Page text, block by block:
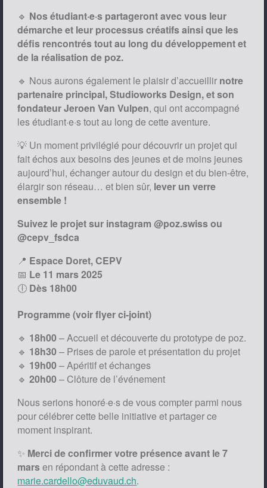
🔹 Nos étudiant·e·s partageront avec vous leur
démarche et leur processus créatifs ainsi que les
défis rencontrés tout au long du développement et
de la réalisation de poz.
🔹 Nous aurons également le plaisir d’accueillir notre
partenaire principal, Studioworks Design, et son
fondateur Jeroen Van Vulpen, qui ont accompagné
les étudiant·e·s tout au long de cette aventure.
💡 Un moment privilégié pour découvrir un projet qui
fait échos aux besoins des jeunes et de moins jeunes
aujourd’hui, échanger autour du design et du bien-être,
élargir son réseau… et bien sûr, lever un verre
ensemble !
Suivez le projet sur instagram @poz.swiss ou
@cepv_fsdca
📍 Espace Doret, CEPV
📅 Le 11 mars 2025
🕕 Dès 18h00
Programme (voir flyer ci-joint)
🔹 18h00– Accueil et découverte du prototype de poz.
🔹 18h30– Prises de parole et présentation du projet
🔹 19h00– Apéritif et échanges
🔹20h00– Clôture de l’événement
Nous serions honoré·e·s de vous compter parmi nous
pour célébrer cette belle initiative et partager ce
moment inspirant.
✨ Merci de confirmer votre présence avant le 7
marsen répondant à cette adresse :
marie.cardello@eduvaud.ch.